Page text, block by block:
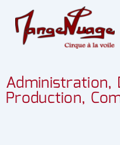
Administration,
Production,